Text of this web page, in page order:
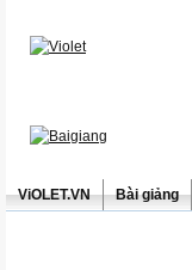
ViOLET.VN Bài giảng